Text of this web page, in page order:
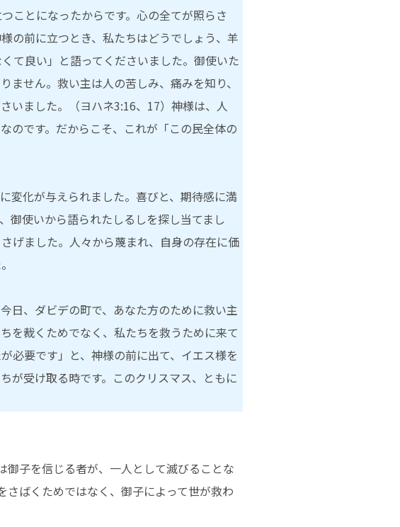
ことになったからです。心の全てが照らさ
の前に立つとき、私たちはどうでしょう、羊
て良い」と語ってくださいました。御使いた
せん。救い主は人の苦しみ、痛みを知り、
いました。（ヨハネ3:16、17）神様は、人
のです。だからこそ、これが「この民全体の
変化が与えられました。喜びと、期待感に満
御使いから語られたしるしを探し当てまし
げました。人々から蔑まれ、自身の存在に価
日、ダビデの町で、あなた方のために救い主
を裁くためでなく、私たちを救うために来て
必要です」と、神様の前に出て、イエス様を
が受け取る時です。このクリスマス、ともに
御子を信じる者が、一人として滅びることな
ばくためではなく、御子によって世が救わ